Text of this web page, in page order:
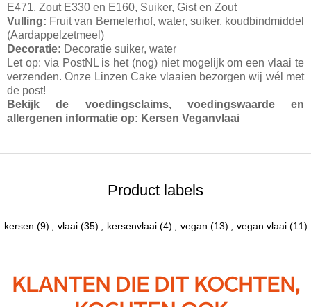
E471, Zout E330 en E160, Suiker, Gist en Zout
Vulling: Fruit van Bemelerhof, water, suiker, koudbindmiddel
(Aardappelzetmeel)
Decoratie: Decoratie suiker, water
Let op: via PostNL is het (nog) niet mogelijk om een vlaai te
verzenden. Onze Linzen Cake vlaaien bezorgen wij wél met
de post!
Bekijk de voedingsclaims, voedingswaarde en
allergenen informatie op: Kersen Veganvlaai
Product labels
kersen (9) vlaai (35) kersenvlaai (4) vegan (13) vegan vlaai (11)
KLANTEN DIE DIT KOCHTEN,